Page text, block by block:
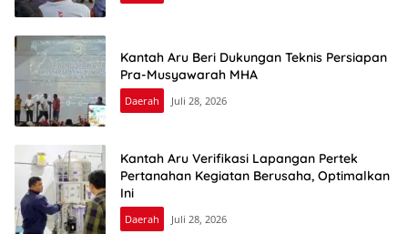
Kantah Aru Beri Dukungan Teknis Persiapan
Pra-Musyawarah MHA
Daerah Juli 28, 2026
Kantah Aru Verifikasi Lapangan Pertek
Pertanahan Kegiatan Berusaha, Optimalkan
Ini
Daerah Juli 28, 2026